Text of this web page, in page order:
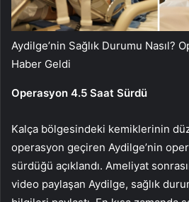
Aydilge’nin Sağlık Durumu Nasıl?
Haber Geldi
Operasyon 4.5 Saat Sürdü
Kalça bölgesindeki kemiklerinin
operasyon geçiren Aydilge’nin
sürdüğü açıklandı. Ameliyat
video paylaşan Aydilge, sağlık